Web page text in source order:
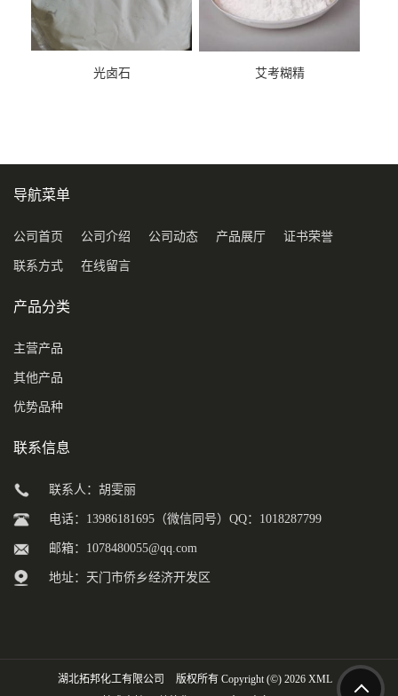
光卤石 艾考糊精
导航菜单
公司首页 公司介绍 公司动态 产品展厅 证书荣誉
联系方式 在线留言
产品分类
主营产品
其他产品
优势品种
联系信息
联系人：胡雯丽
电话：13986181695（微信同号）QQ：1018287799
邮箱： 1078480055@qq.com
地址：天门市侨乡经济开发区
湖北拓邦化工有限公司 版权所有 Copyright (©) 2026 XML